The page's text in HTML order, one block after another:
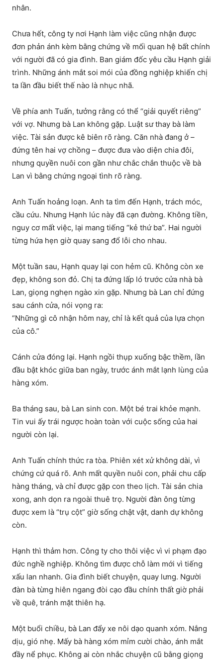
nhân.
Chưa hết, công ty nơi Hạnh làm việc cũng nhận được
đơn phản ánh kèm bằng chứng về mối quan hệ bất chính
với người đã có gia đình. Ban giám đốc yêu cầu Hạnh giải
trình. Những ánh mắt soi mói của đồng nghiệp khiến chị
ta lần đầu biết thế nào là nhục nhã.
Về phía anh Tuấn, tưởng rằng có thể “giải quyết riêng”
với vợ. Nhưng bà Lan không gặp. Luật sư thay bà làm
việc. Tài sản được kê biên rõ ràng. Căn nhà đang ở –
đứng tên hai vợ chồng – được đưa vào diện chia đôi,
nhưng quyền nuôi con gần như chắc chắn thuộc về bà
Lan vì bằng chứng ngoại tình rõ ràng.
Anh Tuấn hoảng loạn. Anh ta tìm đến Hạnh, trách móc,
cầu cứu. Nhưng Hạnh lúc này đã cạn đường. Không tiền,
nguy cơ mất việc, lại mang tiếng “kẻ thứ ba”. Hai người
từng hứa hẹn giờ quay sang đổ lỗi cho nhau.
Một tuần sau, Hạnh quay lại con hẻm cũ. Không còn xe
đẹp, không son đỏ. Chị ta đứng lấp ló trước cửa nhà bà
Lan, giọng nghẹn ngào xin gặp. Nhưng bà Lan chỉ đứng
sau cánh cửa, nói vọng ra:
“Những gì cô nhận hôm nay, chỉ là kết quả của lựa chọn
của cô.”
Cánh cửa đóng lại. Hạnh ngồi thụp xuống bậc thềm, lần
đầu bật khóc giữa ban ngày, trước ánh mắt lạnh lùng của
hàng xóm.
Ba tháng sau, bà Lan sinh con. Một bé trai khỏe mạnh.
Tin vui ấy trái ngược hoàn toàn với cuộc sống của hai
người còn lại.
Anh Tuấn chính thức ra tòa. Phiên xét xử không dài, vì
chứng cứ quá rõ. Anh mất quyền nuôi con, phải chu cấp
hàng tháng, và chỉ được gặp con theo lịch. Tài sản chia
xong, anh dọn ra ngoài thuê trọ. Người đàn ông từng
được xem là “trụ cột” giờ sống chật vật, danh dự không
còn.
Hạnh thì thảm hơn. Công ty cho thôi việc vì vi phạm đạo
đức nghề nghiệp. Không tìm được chỗ làm mới vì tiếng
xấu lan nhanh. Gia đình biết chuyện, quay lưng. Người
đàn bà từng hiên ngang đòi cạo đầu chính thất giờ phải
về quê, tránh mặt thiên hạ.
Một buổi chiều, bà Lan đẩy xe nôi dạo quanh xóm. Nắng
dịu, gió nhẹ. Mấy bà hàng xóm mỉm cười chào, ánh mắt
đầy nể phục. Không ai còn nhắc chuyện cũ bằng giọng